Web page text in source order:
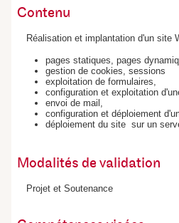
Contenu
Réalisation et implantation d'un site
pages statiques, pages
gestion de cookies, sessions
exploitation de formulaires,
configuration et exploitation
envoi de mail,
configuration et déploiement
déploiement du site sur un
Modalités de validation
Projet et Soutenance